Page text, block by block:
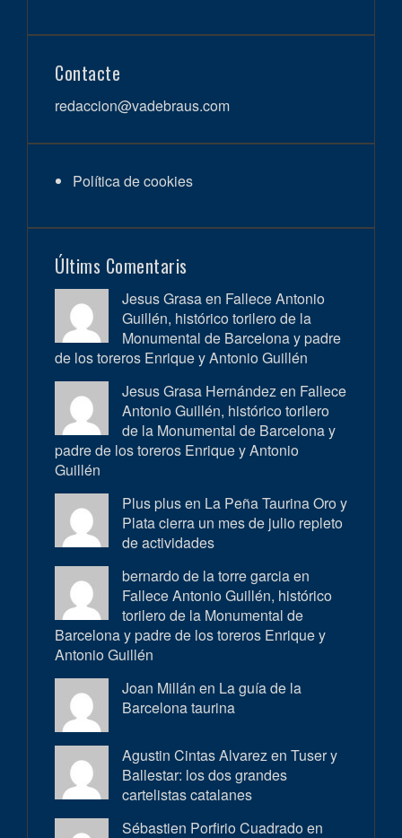
Contacte
redaccion@vadebraus.com
Política de cookies
Últims Comentaris
Jesus Grasa en Fallece Antonio
Guillén, histórico torilero de la
Monumental de Barcelona y padre
de los toreros Enrique y Antonio Guillén
Jesus Grasa Hernández en Fallece
Antonio Guillén, histórico torilero
de la Monumental de Barcelona y
padre de los toreros Enrique y Antonio
Guillén
Plus plus en La Peña Taurina Oro y
Plata cierra un mes de julio repleto
de actividades
bernardo de la torre garcia en
Fallece Antonio Guillén, histórico
torilero de la Monumental de
Barcelona y padre de los toreros Enrique y
Antonio Guillén
Joan Millán en La guía de la
Barcelona taurina
Agustin Cintas Alvarez en Tuser y
Ballestar: los dos grandes
cartelistas catalanes
Sébastien Porfirio Cuadrado en